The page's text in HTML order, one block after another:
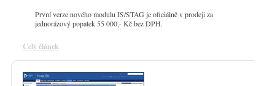
První verze nového modulu IS/STAG je oficiálně v prodeji za
jednorázový popatek 55 000,- Kč bez DPH.
Celý článek